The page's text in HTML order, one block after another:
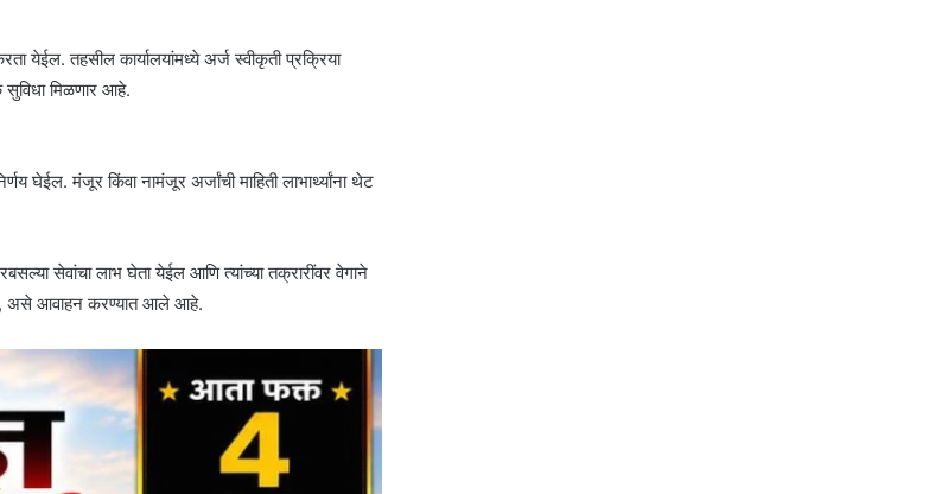
येईल. तहसील कार्यालयांमध्ये अर्ज स्वीकृती प्रक्रिया
मिळणार आहे.
घेईल. मंजूर किंवा नामंजूर अर्जांची माहिती लाभार्थ्यांना थेट
सेवांचा लाभ घेता येईल आणि त्यांच्या तक्रारींवर वेगाने
असे आवाहन करण्यात आले आहे.